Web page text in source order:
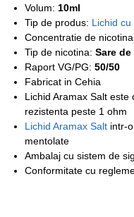
Volum: 10ml
Tip de produs: Lichid cu
Concentratie de
Tip de nicotina: Sare
Raport VG/PG: 50/50
Fabricat in Cehia
Lichid Aramax Salt este
rezistenta peste 1 ohm
Lichid Aramax Salt intr-
mentolate
Ambalaj cu sistem de
Conformitate cu